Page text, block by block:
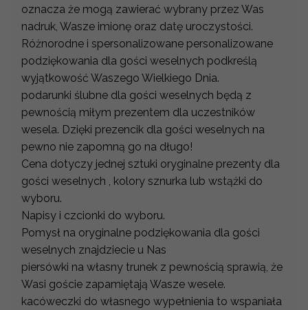
oznacza że mogą zawierać wybrany przez Was
nadruk, Wasze imionę oraz datę uroczystości.
Różnorodne i spersonalizowane personalizowane
podziękowania dla gości weselnych podkreślą
wyjątkowość Waszego Wielkiego Dnia.
podarunki ślubne dla gości weselnych będą z
pewnością miłym prezentem dla uczestników
wesela. Dzięki prezencik dla gości weselnych na
pewno nie zapomną go na długo!
Cena dotyczy jednej sztuki oryginalne prezenty dla
gości weselnych , kolory sznurka lub wstążki do
wyboru.
Napisy i czcionki do wyboru.
Pomysł na oryginalne podziękowania dla gości
weselnych znajdziecie u Nas
piersówki na własny trunek z pewnością sprawią, że
Wasi goście zapamiętają Wasze wesele.
kacóweczki do własnego wypełnienia to wspaniała